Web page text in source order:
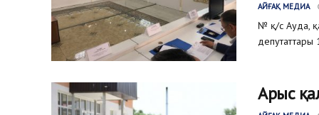
АЙҒАҚ МЕДИА
№ қ/с Ауда,
Арыс